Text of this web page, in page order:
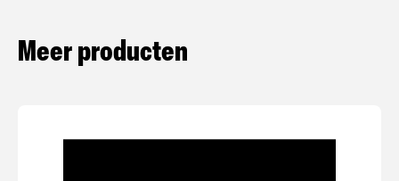
Meer producten